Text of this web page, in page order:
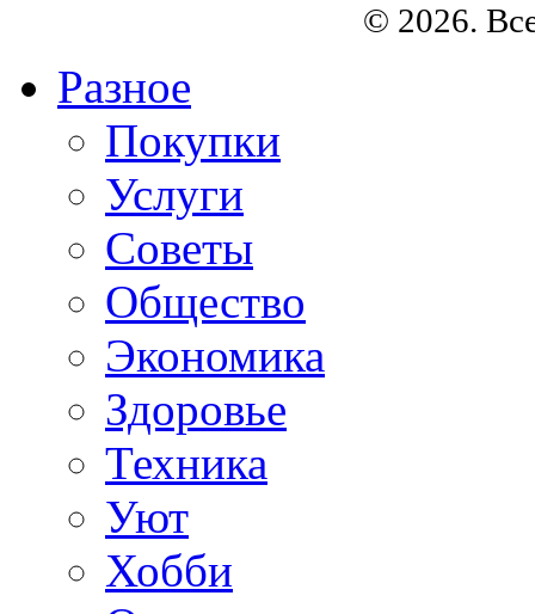
© 2026.
Разное
Покупки
Услуги
Советы
Общество
Экономика
Здоровье
Техника
Уют
Хобби